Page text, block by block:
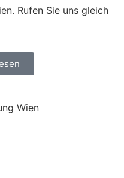
Rufen Sie uns gleich